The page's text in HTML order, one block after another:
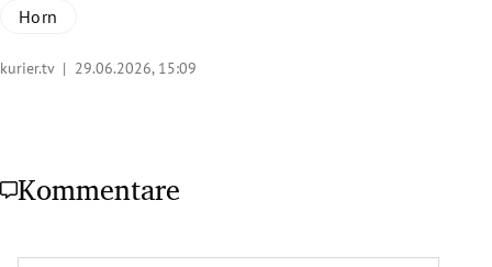
Horn
kurier.tv | 29.06.2026, 15:09
Kommentare